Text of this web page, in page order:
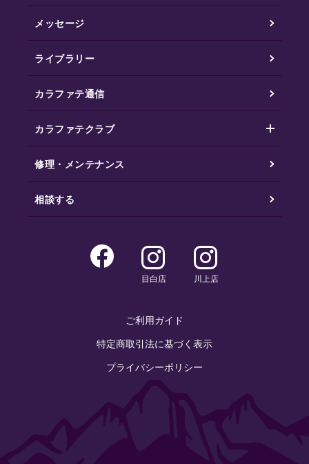
メッセージ
ライブラリー
カラファテ通信
カラファテクラブ
修理・メンテナンス
相談する
目白店 川上店
ご利用ガイド
特定商取引法に基づく表示
プライバシーポリシー